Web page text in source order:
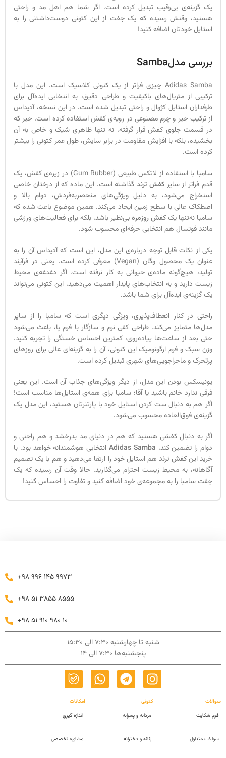
یک گزینه‌ی بی‌رقیب تبدیل کرده است. اگر شما هم اهل مد و راحتی
هستید، وقتش رسیده که یک جفت از این کتونی دوست‌داشتنی را به
استایل خودتان اضافه کنید!
بررسی مدلSamba
Adidas Samba چیزی فراتر از یک کتونی کلاسیک است. این مدل با
ترکیبی از متریال‌های باکیفیت و طراحی دقیق، به انتخابی ایده‌آل برای
طرفداران استایل کژوال و راحتی تبدیل شده است. در این نسخه، آدیداس
از ترکیب جیر و چرم مصنوعی در رویه‌ی کفش استفاده کرده است. جیر که
در قسمت جلوی کفش قرار گرفته، نه تنها ظاهری شیک و خاص به آن
بخشیده، بلکه با افزایش مقاومت در برابر سایش، طول عمر کتونی را بیشتر
کرده است.
سامبا با استفاده از لاتکس طبیعی (Gum Rubber) در زیره‌ی کفش، یک
قدم فراتر از سایرکفش ترندگذاشته است. این ماده که از درختان خاصی
استخراج می‌شود، به دلیل ویژگی‌های منحصر‌به‌فردش، دوام بالا و
اصطکاک عالی با سطح زمین ایجاد می‌کند. همین موضوع باعث شده که
سامبا نه‌تنها یککفش روزمرهبی‌نظیر باشد، بلکه برای فعالیت‌های ورزشی
مانند فوتسال هم انتخابی حرفه‌ای محسوب شود.
یکی از نکات قابل توجه درباره‌ی این مدل، این است که آدیداس آن را به
عنوان یک محصول وگان (Vegan) معرفی کرده است. یعنی در فرآیند
تولید، هیچ‌گونه ماده‌ی حیوانی به کار نرفته است. اگر دغدغه‌ی محیط
زیست دارید و به انتخاب‌های پایدار اهمیت می‌دهید، این کتونی می‌تواند
یک گزینه‌ی ایده‌آل برای شما باشد.
راحتی در کنار انعطاف‌پذیری، ویژگی دیگری است که سامبا را از سایر
مدل‌ها متمایز می‌کند. طراحی کفی نرم و سازگار با فرم پا، باعث می‌شود
حتی بعد از ساعت‌ها پیاده‌روی، کمترین احساس خستگی را تجربه کنید.
وزن سبک و فرم ارگونومیک این کتونی، آن را به گزینه‌ای عالی برای روزهای
پرتحرک و ماجراجویی‌های شهری تبدیل کرده است.
یونیسکس بودن این مدل، از دیگر ویژگی‌های جذاب آن است. این یعنی
فرقی ندارد خانم باشید یا آقا؛ سامبا برای همه‌ی استایل‌ها مناسب است!
اگر هم به دنبال ست کردن استایل خود با پارتنرتان هستید، این مدل یک
گزینه‌ی فوق‌العاده محسوب می‌شود.
اگر به دنبال کفشی هستید که هم در دنیای مد بدرخشد و هم راحتی و
دوام را تضمین کند، Adidas Samba انتخابی هوشمندانه خواهد بود. با
خرید اینکفش ترند هم استایل خود را ارتقا می‌دهید و هم با یک تصمیم
آگاهانه، به محیط زیست احترام می‌گذارید. حالا وقت آن رسیده که یک
جفت سامبا را به مجموعه‌ی خود اضافه کنید و تفاوت را احساس کنید!
+98 996 145 9973
+98 51 3855 8555
+98 51 910 980 10
شنبه تا چهارشنبه 7:30 الی 15:30
پنجشنبه‌ها 7:30 الی 14
سوالات
فرم شکایت
سوالات متداول
کتونی
مردانه و پسرانه
زنانه و دخترانه
امکانات
اندازه گیری
مشاوره تخصصی